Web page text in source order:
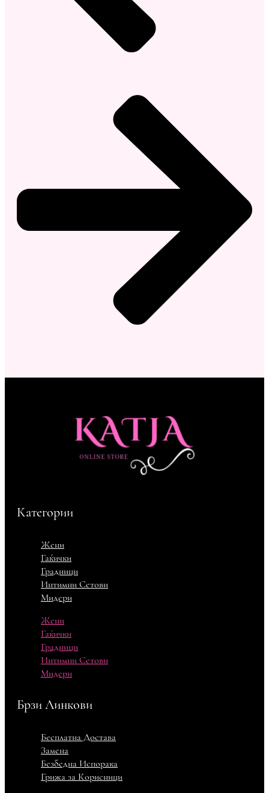
Категории
Жени
Гаќички
Градници
Интимни Сетови
Мидери
Жени
Гаќички
Градници
Интимни Сетови
Мидери
Брзи Линкови
Бесплатна Достава
Замена
Безбедна Испорака
Грижа за Корисници